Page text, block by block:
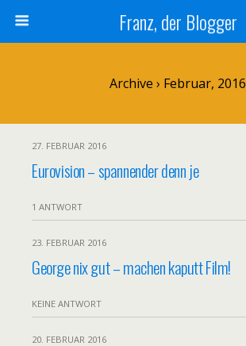
Franz, der Blogger
Archive › Februar, 2016
27. FEBRUAR 2016
Eurovision – spannender denn je
1 ANTWORT
23. FEBRUAR 2016
George nix gut – machen kaputt Film!
KEINE ANTWORT
20. FEBRUAR 2016